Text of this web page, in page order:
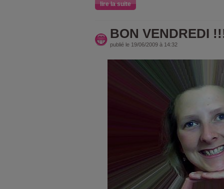
lire la suite
BON VENDREDI
publié le 19/06/2009 à 14:32